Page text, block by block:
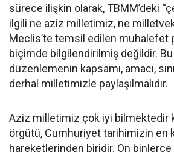
sürece ilişkin olarak, TBMM’deki
ilgili ne aziz milletimiz, ne
Meclis’te temsil edilen muhalefet
biçimde bilgilendirilmiş değildir.
düzenlemenin kapsamı, amacı,
derhal milletimizle paylaşılmalıdır.
Aziz milletimiz çok iyi bilmektedir
örgütü, Cumhuriyet tarihimizin en
hareketlerinden biridir. On binlerce